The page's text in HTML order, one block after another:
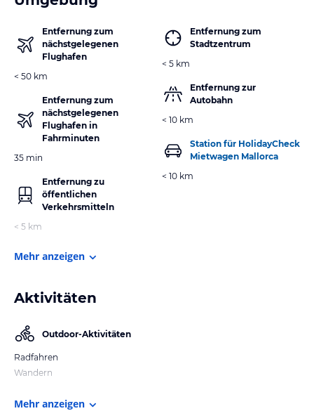
Entfernung zum
nächstgelegenen
Flughafen
< 50 km
Entfernung zum
nächstgelegenen
Flughafen in
Fahrminuten
35 min
Entfernung zu
öffentlichen
Verkehrsmitteln
< 5 km
Entfernung zum
Stadtzentrum
< 5 km
Entfernung zur
Autobahn
< 10 km
Station für HolidayCheck
Mietwagen Mallorca
< 10 km
Mehr anzeigen
Aktivitäten
Outdoor-Aktivitäten
Radfahren
Wandern
Mehr anzeigen